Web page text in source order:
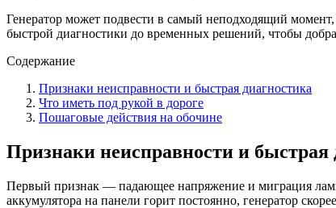
Генератор может подвести в самый неподходящий
быстрой диагностики до временных решений, чтобы
Содержание
Признаки неисправности и быстрая диагностика
Что иметь под рукой в дороге
Пошаговые действия на обочине
Признаки неисправности и быстрая
Первый признак — падающее напряжение и миграция
аккумулятора на панели горит постоянно, генератор